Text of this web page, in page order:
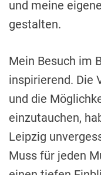
und meine
gestalten.
Mein Besuch im
inspirierend. Die
und die
einzutauchen,
Leipzig
Muss für jeden